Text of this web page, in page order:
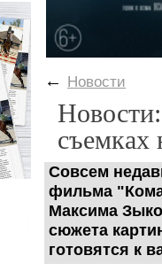
← Новости
съемках
Совсем
фильма
Максима
сюжета
готовятся к